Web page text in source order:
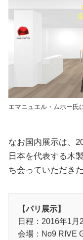
エマニュエル・ムホー氏
なお国内展示は、
日本を代表する木
ち会っていただきた
【パリ展示】
日程：2016年1月
会場：No9 RIVE